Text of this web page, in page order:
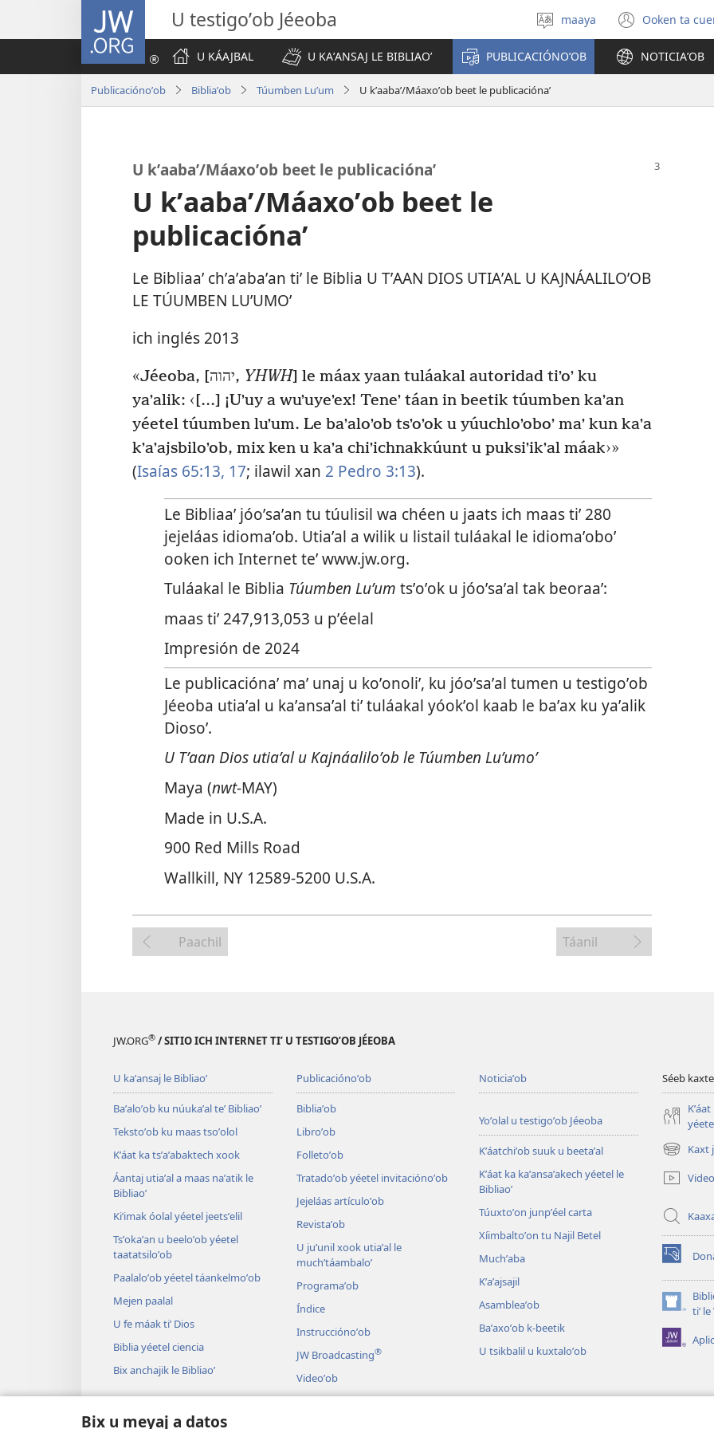
Bix u meyaj a datos
JW.ORG U testigoʼob Jéeoba
Yéey
u
idiomail
maaya Ooken ta(opens
new
window)
U KÁAJBAL
U KAʼANSAJ LE BIBLIAOʼ PUBLICACIÓNOʼOB NOTICIAʼOB
Publicaciónoʼob Bibliaʼob Túumben Luʼum U kʼaabaʼ/Máaxoʼob beet le publicaciónaʼ
U kʼaabaʼ/Máaxoʼob beet le publicaciónaʼ
U kʼaabaʼ/Máaxoʼob beet le
publicaciónaʼ
Le Bibliaaʼ chʼaʼabaʼan tiʼ le Biblia U TʼAAN DIOS UTIAʼAL U KAJNÁALILOʼOB
LE TÚUMBEN LUʼUMOʼ
ich inglés 2013
«Jéeoba, [יהוה, YHWH] le máax yaan tuláakal autoridad tiʼoʼ ku
yaʼalik: ‹[...] ¡Uʼuy a wuʼuyeʼex! Teneʼ táan in beetik túumben kaʼan
yéetel túumben luʼum. Le baʼaloʼob tsʼoʼok u yúuchloʼoboʼ maʼ kun kaʼa
kʼaʼajsbiloʼob, mix ken u kaʼa chiʼichnakkúunt u puksiʼikʼal máak›»
(Isaías 65:13, 17; ilawil xan 2 Pedro 3:13).
Le Bibliaaʼ jóoʼsaʼan tu túulisil wa chéen u jaats ich maas tiʼ 280
jejeláas idiomaʼob. Utiaʼal a wilik u listail tuláakal le idiomaʼoboʼ
ooken ich Internet teʼ www.jw.org.
Tuláakal le Biblia Túumben Luʼum tsʼoʼok u jóoʼsaʼal tak beoraaʼ:
maas tiʼ 247,913,053 u pʼéelal
Impresión de 2024
Le publicaciónaʼ maʼ unaj u koʼonoliʼ, ku jóoʼsaʼal tumen u testigoʼob
Jéeoba utiaʼal u kaʼansaʼal tiʼ tuláakal yóokʼol kaab le baʼax ku yaʼalik
Diosoʼ.
U Tʼaan Dios utiaʼal u Kajnáaliloʼob le Túumben Luʼumoʼ
Maya (nwt-MAY)
Made in U.S.A.
900 Red Mills Road
Wallkill, NY 12589-​5200 U.S.A.
Paachil Táanil
JW.ORG® / SITIO ICH INTERNET TIʼ U TESTIGOʼOB JÉEOBA
U kaʼansaj le Bibliaoʼ
Baʼaloʼob ku núukaʼal teʼ Bibliaoʼ
Tekstoʼob ku maas tsoʼolol
Kʼáat ka tsʼaʼabaktech xook
Áantaj utiaʼal a maas naʼatik le
Bibliaoʼ
Kiʼimak óolal yéetel jeetsʼelil
Tsʼokaʼan u beeloʼob yéetel
taatatsiloʼob
Paalaloʼob yéetel táankelmoʼob
Mejen paalal
U fe máak tiʼ Dios
Biblia yéetel ciencia
Bix anchajik le Bibliaoʼ
Publicaciónoʼob
Bibliaʼob
Libroʼob
Folletoʼob
Tratadoʼob yéetel invitaciónoʼob
Jejeláas artículoʼob
Revistaʼob
U juʼunil xook utiaʼal le
muchʼtáambaloʼ
Programaʼob
Índice
Instrucciónoʼob
JW Broadcasting®
Videoʼob
Paax
Noticiaʼob
Yoʼolal u testigoʼob Jéeoba
Kʼáatchiʼob suuk u beetaʼal
Kʼáat ka kaʼansaʼakech yéetel le
Bibliaoʼ
Túuxtoʼon junpʼéel carta
Xíimbaltoʼon tu Najil Betel
Muchʼaba
Kʼaʼajsajil
Asambleaʼob
Baʼaxoʼob k-beetik
U tsikbalil u kuxtaloʼob
Séeb kaxte
Kaxt
(opens
new
window)
(opens
new
window)
tiʼ
(opens
new
window)